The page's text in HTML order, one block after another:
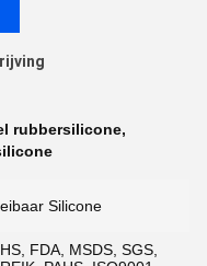
rubbersilicone,
Silicone
FDA, MSDS, SGS,